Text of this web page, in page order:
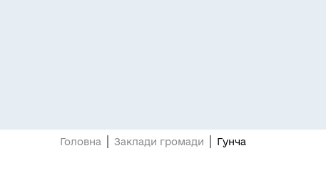
Головна Заклади громади Гунча